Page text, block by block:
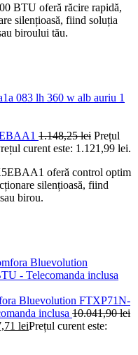
BTU oferă răcire rapidă,
silențioasă, fiind soluția
biroului tău.
1.148,25lei Prețul
curent este: 1.121,99 lei.
oferă control optim
silențioasă, fiind
birou.
Bluevolution FTXP71N-
inclusa 10.041,90lei
leiPrețul curent este: